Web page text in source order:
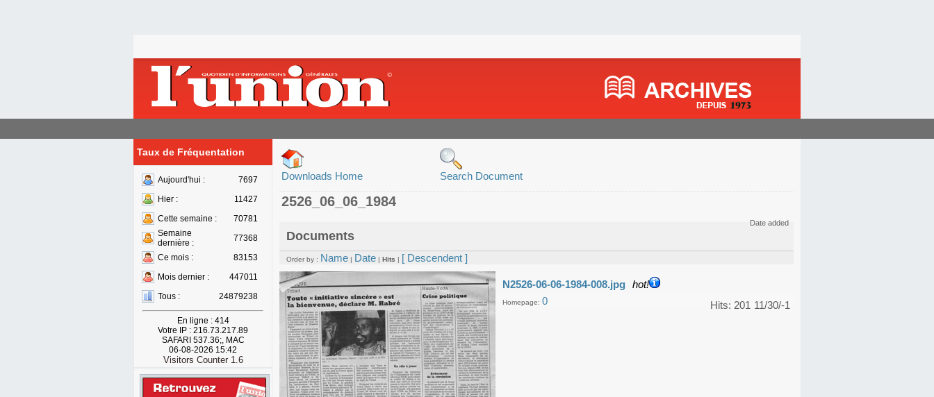
Taux de Fréquentation
Aujourd'hui :
7697
Hier :
11427
Cette semaine :
70781
Semaine
dernière :
77368
Ce mois :
83153
Mois dernier :
447011
Tous :
24879238
En ligne : 414
Votre IP : 216.73.217.89
SAFARI 537.36;, MAC
06-08-2026 15:42
Visitors Counter 1.6
Downloads Home Search Document
2526_06_06_1984
Documents
Date added
Order by : Name | Date | Hits | [ Descendent ]
N2526-06-06-1984-008.jpg hot!
11/30/-1
Hits: 201
Homepage: 0